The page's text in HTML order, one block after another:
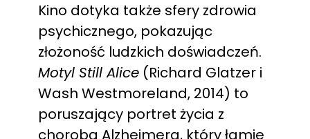
Kino dotyka także sfery zdrowia
psychicznego, pokazując
złożoność ludzkich doświadczeń.
Motyl Still Alice(Richard Glatzer i
Wash Westmoreland, 2014) to
poruszający portret życia z
chorobą Alzheimera, który łamie